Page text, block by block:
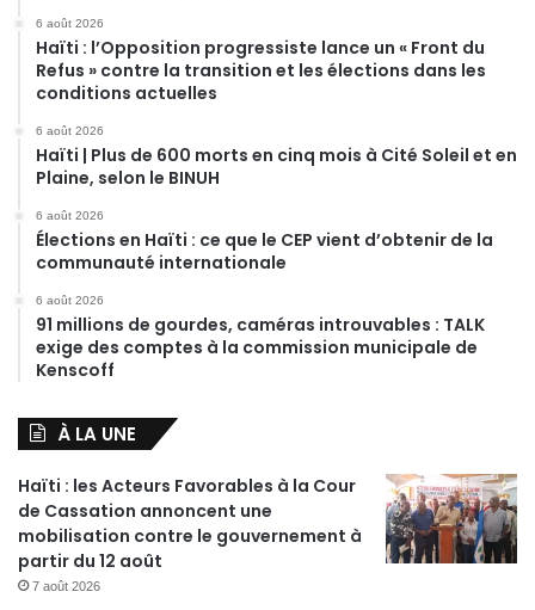
6 août 2026
Haïti : l’Opposition progressiste lance un « Front du
Refus » contre la transition et les élections dans les
conditions actuelles
6 août 2026
Haïti | Plus de 600 morts en cinq mois à Cité Soleil et en
Plaine, selon le BINUH
6 août 2026
Élections en Haïti : ce que le CEP vient d’obtenir de la
communauté internationale
6 août 2026
91 millions de gourdes, caméras introuvables : TALK
exige des comptes à la commission municipale de
Kenscoff
À LA UNE
Haïti : les Acteurs Favorables à la Cour
de Cassation annoncent une
mobilisation contre le gouvernement à
partir du 12 août
7 août 2026